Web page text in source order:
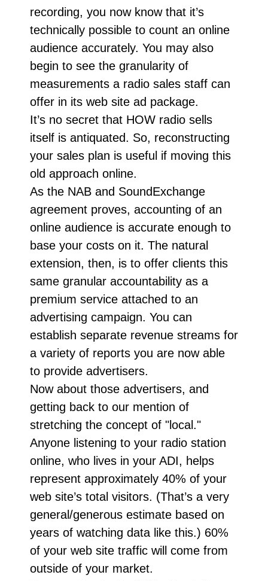
recording, you now know that it’s
technically possible to count an online
audience accurately. You may also
begin to see the granularity of
measurements a radio sales staff can
offer in its web site ad package.
It’s no secret that HOW radio sells
itself is antiquated. So, reconstructing
your sales plan is useful if moving this
old approach online.
As the NAB and SoundExchange
agreement proves, accounting of an
online audience is accurate enough to
base your costs on it. The natural
extension, then, is to offer clients this
same granular accountability as a
premium service attached to an
advertising campaign. You can
establish separate revenue streams for
a variety of reports you are now able
to provide advertisers.
Now about those advertisers, and
getting back to our mention of
stretching the concept of "local."
Anyone listening to your radio station
online, who lives in your ADI, helps
represent approximately 40% of your
web site’s total visitors. (That’s a very
general/generous estimate based on
years of watching data like this.) 60%
of your web site traffic will come from
outside of your market.